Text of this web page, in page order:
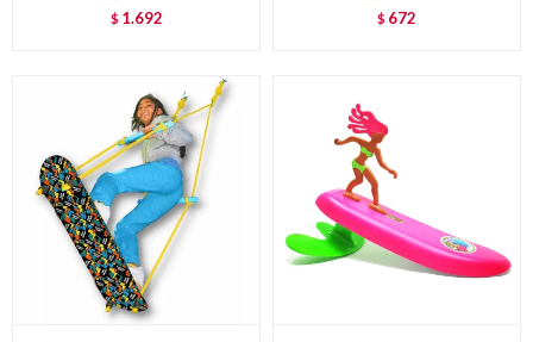
$ 1.692 $ 672